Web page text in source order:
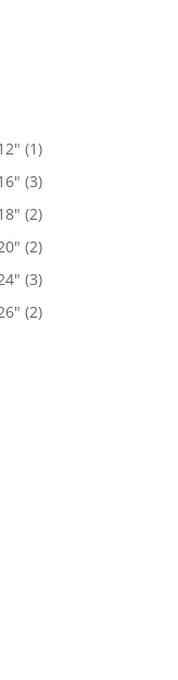
(1)
(3)
(2)
(2)
(3)
(2)